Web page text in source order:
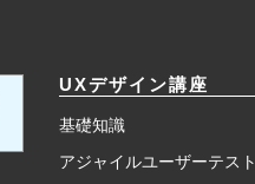
UXデザイン講座
基礎知識
アジャイルユーザーテスト